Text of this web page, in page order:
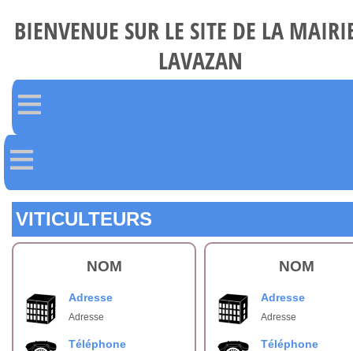
BIENVENUE SUR LE SITE DE LA
LAVAZAN
≡
≡
VITICULTEURS
NOM
Adresse
Adresse
Téléphone
NOM
Adresse
Adresse
Téléphone